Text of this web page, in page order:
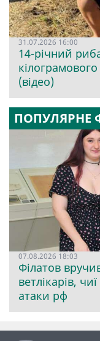
31.07.2026 16:00
14-річний
(відео)
ПОПУЛЯРНЕ
07.08.2026 18:03
Філатов
ветлікарів,
атаки рф